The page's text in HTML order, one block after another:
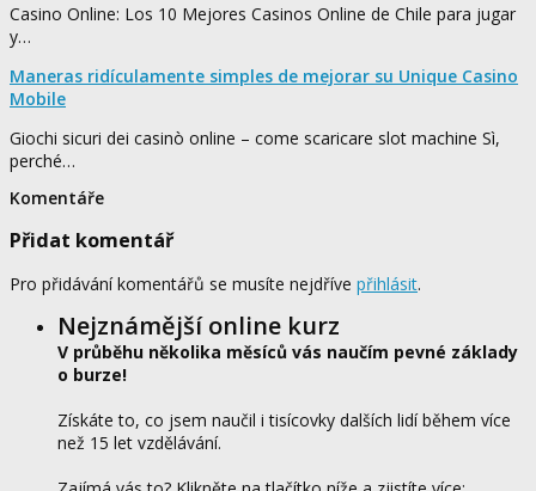
Casino Online: Los 10 Mejores Casinos Online de Chile para jugar
y…
Maneras ridículamente simples de mejorar su Unique Casino
Mobile
Giochi sicuri dei casinò online – come scaricare slot machine Sì,
perché…
Komentáře
Přidat komentář
Pro přidávání komentářů se musíte nejdříve přihlásit.
Nejznámější online kurz
V průběhu několika měsíců vás naučím pevné základy
o burze!
Získáte to, co jsem naučil i tisícovky dalších lidí během více
než 15 let vzdělávání.